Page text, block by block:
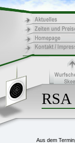
RSA
Aus dem